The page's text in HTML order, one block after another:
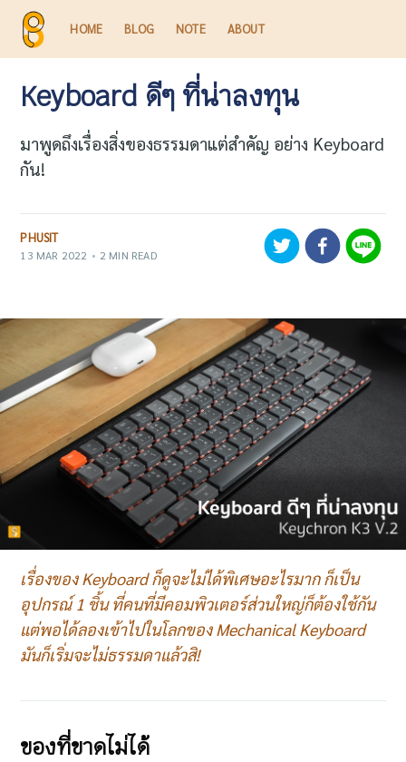
HOME BLOG NOTE ABOUT
Keyboard ดีๆ ที่น่าลงทุน
มาพูดถึงเรื่องสิ่งของธรรมดาแต่สำคัญ อย่าง Keyboard
กัน!
PHUSIT
13 MAR 2022 • 2 MIN READ
เรื่องของ Keyboard ก็ดูจะไม่ได้พิเศษอะไรมาก ก็เป็น
อุปกรณ์ 1 ชิ้น ที่คนที่มีคอมพิวเตอร์ส่วนใหญ่ก็ต้องใช้กัน
แต่พอได้ลองเข้าไปในโลกของ Mechanical Keyboard
มันก็เริ่มจะไม่ธรรมดาแล้วสิ!
ของที่ขาดไม่ได้